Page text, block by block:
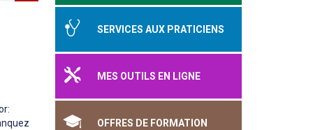
SERVICES AUX PRATICIENS
MES OUTILS EN LIGNE
OFFRES DE FORMATION